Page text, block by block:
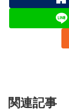
関連記事